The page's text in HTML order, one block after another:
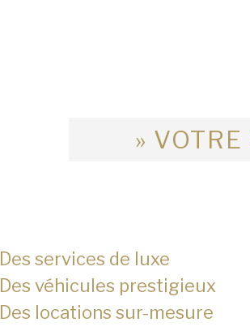
»
Des services de luxe
Des véhicules prestigieux
Des locations sur-mesure